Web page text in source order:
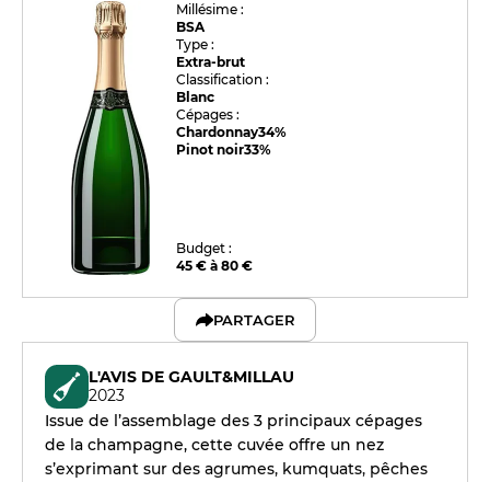
Millésime :
BSA
Type :
Extra-brut
Classification :
Blanc
Cépages :
Chardonnay34%
Pinot noir33%
Budget :
45 € à 80 €
PARTAGER
L'AVIS DE GAULT&MILLAU
2023
Issue de l’assemblage des 3 principaux cépages
de la champagne, cette cuvée offre un nez
s’exprimant sur des agrumes, kumquats, pêches